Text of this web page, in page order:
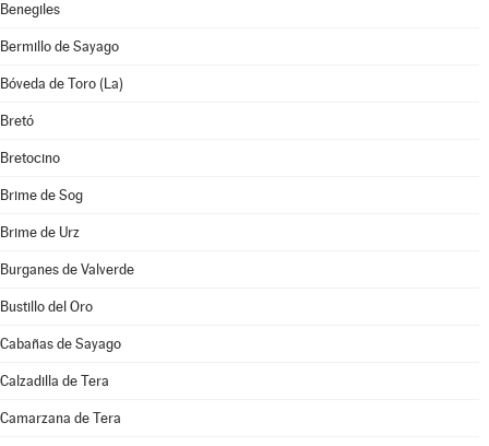
Benegiles
Bermillo de Sayago
Bóveda de Toro (La)
Bretó
Bretocino
Brime de Sog
Brime de Urz
Burganes de Valverde
Bustillo del Oro
Cabañas de Sayago
Calzadilla de Tera
Camarzana de Tera